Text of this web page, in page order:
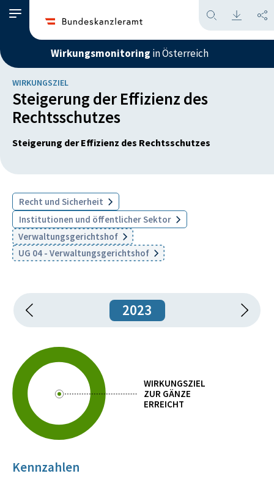
Wirkungsmonitoring in Österreich
WIRKUNGSZIEL
Steigerung der Effizienz des
Rechtsschutzes
Steigerung der Effizienz des Rechtsschutzes
Recht und Sicherheit
Institutionen und öffentlicher Sektor
Verwaltungsgerichtshof
UG 04 - Verwaltungsgerichtshof
2023
WIRKUNGSZIEL
ZUR GÄNZE
ERREICHT
Kennzahlen